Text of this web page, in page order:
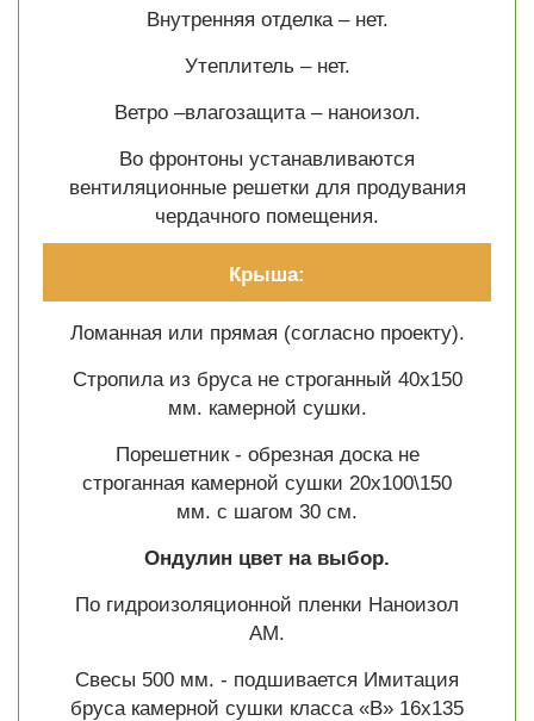
Внутренняя отделка – нет.
Утеплитель – нет.
Ветро –влагозащита – наноизол.
Во фронтоны устанавливаются
вентиляционные решетки для продувания
чердачного помещения.
Крыша:
Ломанная или прямая (согласно проекту).
Стропила из бруса не строганный 40х150
мм. камерной сушки.
Порешетник - обрезная доска не
строганная камерной сушки 20х100\150
мм. с шагом 30 см.
Ондулин цвет на выбор.
По гидроизоляционной пленки Наноизол
АМ.
Свесы 500 мм. - подшивается Имитация
бруса камерной сушки класса «В» 16х135